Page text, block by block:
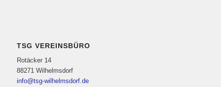
TSG VEREINSBÜRO
Rotäcker 14
88271 Wilhelmsdorf
info@tsg-wilhelmsdorf.de